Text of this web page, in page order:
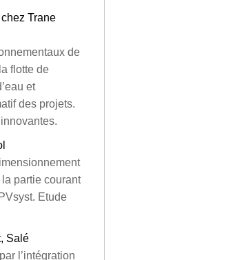
Trane
de
flotte de
et
des projets.
partie courant
Etude
Salé
l’intégration